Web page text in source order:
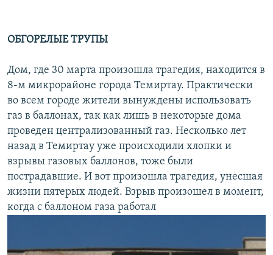
ОБГОРЕЛЫЕ ТРУПЫ
Дом, где 30 марта произошла трагедия, находится в
8-м микрорайоне города Темиртау. Практически
во всем городе жители вынуждены использовать
газ в баллонах, так как лишь в некоторые дома
проведен централизованный газ. Несколько лет
назад в Темиртау уже происходили хлопки и
взрывы газовых баллонов, тоже были
пострадавшие. И вот произошла трагедия, унесшая
жизни пятерых людей. Взрыв произошел в момент,
когда с баллоном газа работал